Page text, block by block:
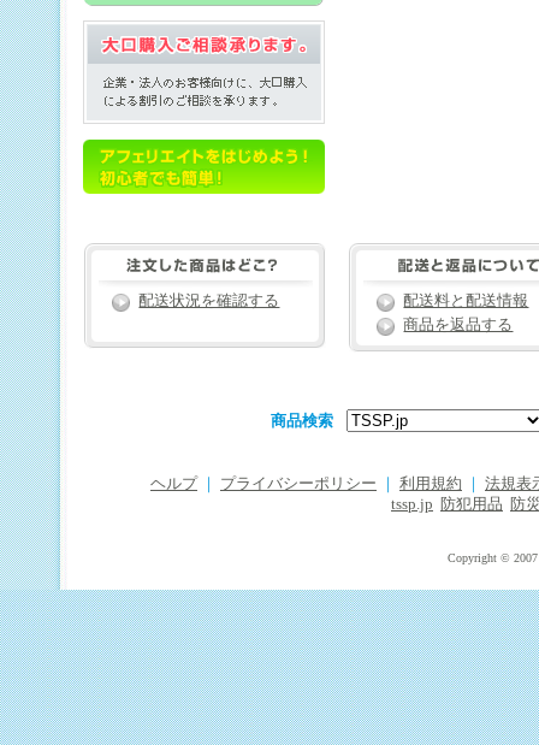
配送状況を確認する
配送料と配送情報
商品を返品する
商品検索
ヘルプ プライバシーポリシー 利用規約
法規表
tssp.jp
防犯用品 防
Copyright © 2007